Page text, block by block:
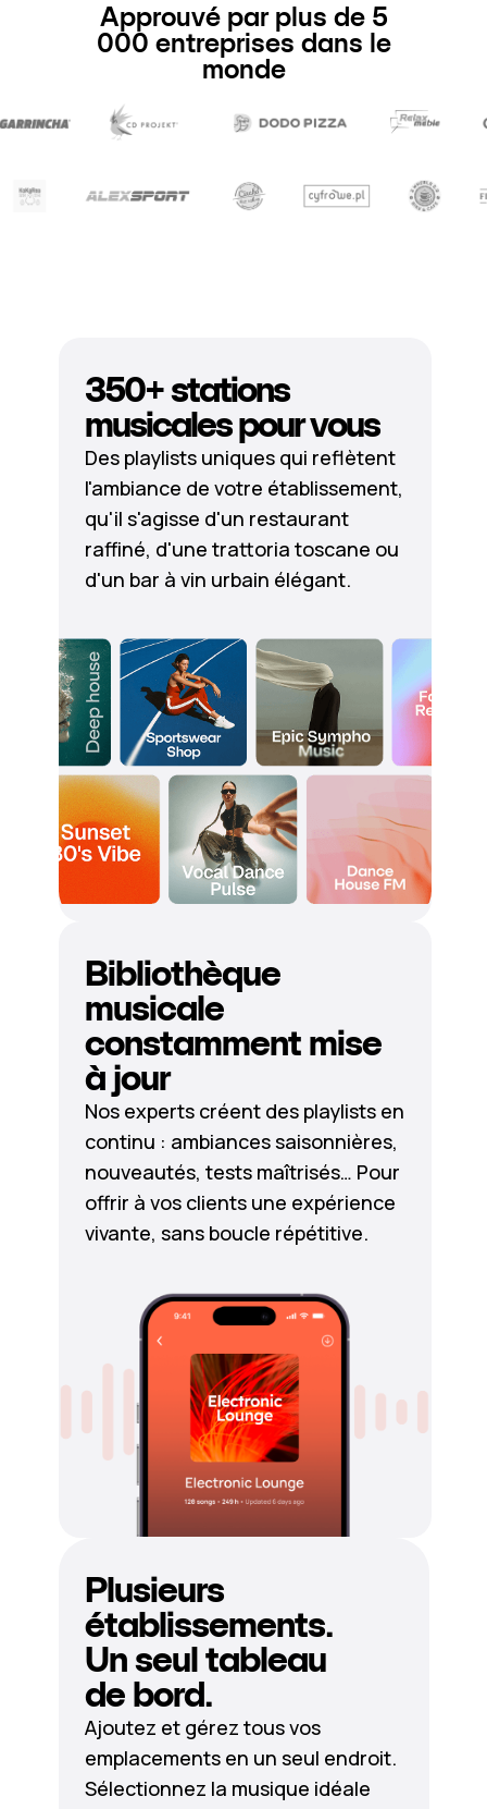
Approuvé par plus de 5
000 entreprises dans le
monde
350+ stations
musicales pour vous
Des playlists uniques qui reflètent
l'ambiance de votre établissement,
qu'il s'agisse d'un restaurant
raffiné, d'une trattoria toscane ou
d'un bar à vin urbain élégant.
Bibliothèque
musicale
constamment mise
à jour
Nos experts créent des playlists en
continu : ambiances saisonnières,
nouveautés, tests maîtrisés… Pour
offrir à vos clients une expérience
vivante, sans boucle répétitive.
Plusieurs
établissements.
Un seul tableau
de bord.
Ajoutez et gérez tous vos
emplacements en un seul endroit.
Sélectionnez la musique idéale